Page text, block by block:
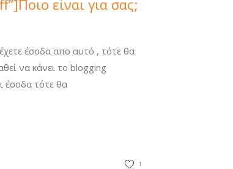
είναι για σας;
έσοδα απο αυτό , τότε θα
να κάνει το blogging
έσοδα τότε θα
1